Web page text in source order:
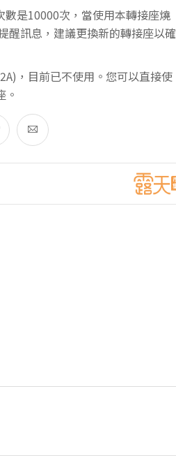
是10000次，當使用本轉接座燒
訊息，建議更換新的轉接座以確
，目前已不使用。您可以直接使